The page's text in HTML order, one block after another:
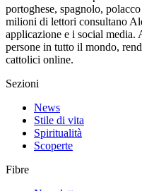
portoghese, spagnolo,
milioni di lettori consultano
applicazione e i social
persone in tutto il mondo,
cattolici online.
Sezioni
News
Stile di vita
Spiritualità
Scoperte
Fibre